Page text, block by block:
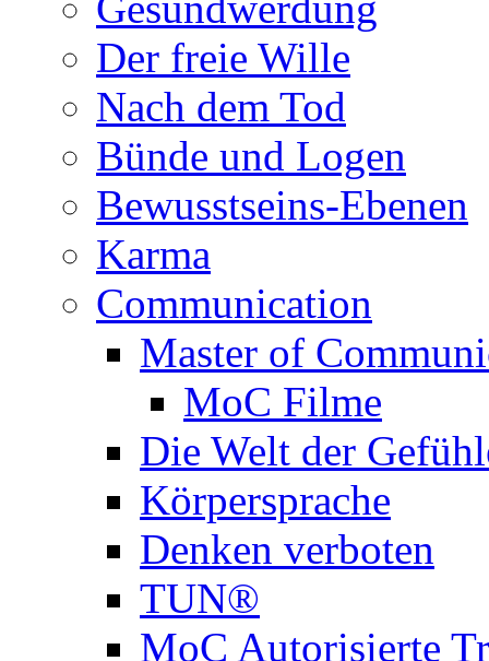
Der freie Wille
Nach dem Tod
Bünde und Logen
Bewusstseins-Ebenen
Karma
Communication
Master of
MoC Filme
Die Welt der
Körpersprache
Denken verboten
TUN®
MoC Autorisierte